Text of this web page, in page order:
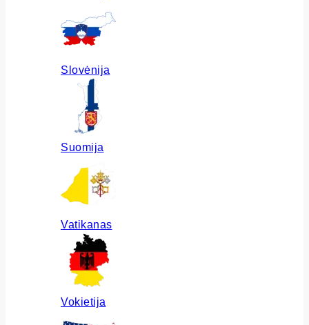
Slovėnija
Suomija
Vatikanas
Vokietija